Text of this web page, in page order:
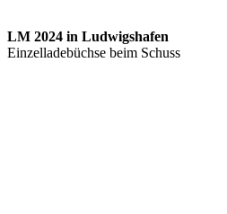
LM 2024 in Ludwigshafen
Einzelladebüchse beim Schuss